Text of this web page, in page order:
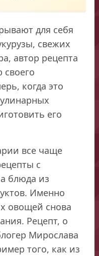
для себя
свежих
автор рецепта
своего
когда это
его
все чаще
с
блюда из
Именно
овощей снова
Рецепт, о
Мирослава
того, как из